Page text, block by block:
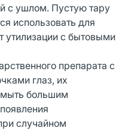
с ушлом. Пустую тару
использовать для
утилизации с бытовыми
препарата с
глаз, их
большим
случайном